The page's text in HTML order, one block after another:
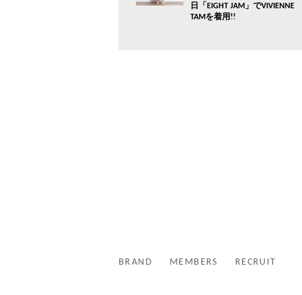
日「EIGHT JAM」でVIVIENNE
TAMを着用!!
BRAND MEMBERS RECRUIT